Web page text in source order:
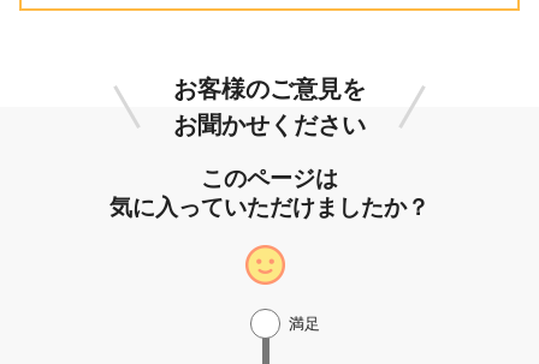
お客様のご意見を
お聞かせください
このページは
気に入っていただけましたか？
満足